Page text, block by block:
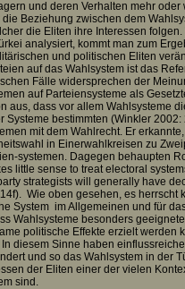
und deren Verhalten mehr
Beziehung zwischen dem
die Eliten ihre Interessen
analysiert, kommt man zum
und politischen Eliten
auf das Wahlsystem ist das
Fälle widersprechen der
auf Parteiensysteme als
aus, dass vor allem Wahlsysteme
Systeme bestimmten (Winkler
mit dem Wahlrecht. Er
in Einerwahlkreisen zu
systemen. Dagegen behaupten
little sense to treat electoral
strategists will generally have
Wie oben gesehen, es herrscht
System im Allgemeinen und für
Wahlsysteme besonders
politische Effekte erzielt werden
diesem Sinne haben
und so das Wahlsystem in der
der Eliten einer der vielen
sind.